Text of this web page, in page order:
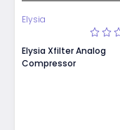
Elysia
Elysia Xfilter Analog
Compressor